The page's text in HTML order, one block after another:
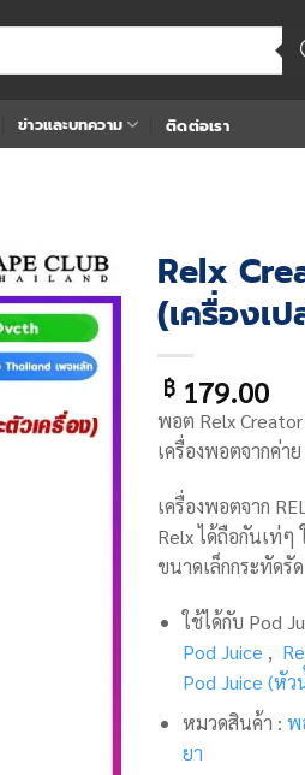
ข่าวและบทความ ติดต่อเรา
Add
to
wishlist
Relx
(เครื่องเป
฿179.00
พอต Relx
เครื่องพอตจากค่าย
เครื่องพอตจาก
Relx ได้ถือกันเท่ๆ
ขนาดเล็กกระทัดรั
ใช้ได้กับ Pod
Pod Juice ,
Pod Juice (หัว
หมวดสินค้า : พ
ยา